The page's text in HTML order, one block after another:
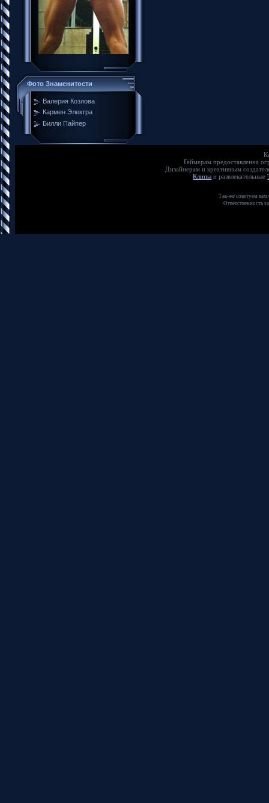
Фото Знаменитости
Валерия Козлова
Кармен Электра
Билли Пайпер
Геймерам предоставленна
Дизайнерам и креативным
Клипы и развлекательные
Так-же советуем
Ответственность